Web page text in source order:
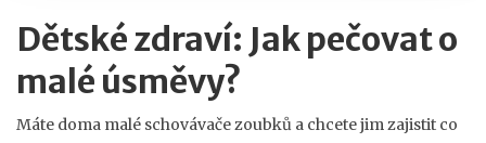
Dětské zdraví: Jak pečovat o
malé úsměvy?
Máte doma malé schovávače zoubků a chcete jim zajistit co